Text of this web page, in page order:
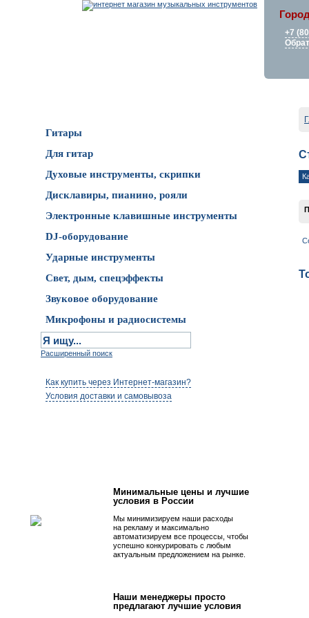
+7
Гитары
Для гитар
Духовые инструменты, скрипки
Дисклавиры, пианино, рояли
Электронные клавишные инструменты
DJ-оборудование
Ударные инструменты
Свет, дым, спецэффекты
Звуковое оборудование
Микрофоны и радиосистемы
Расширенный поиск
Как купить через Интернет-магазин?
Условия доставки и самовывоза
Минимальные цены и лучшие
условия в России
Мы минимизируем наши расходы
на рекламу и максимально
автоматизируем все процессы, чтобы
успешно конкурировать с любым
актуальным предложением на рынке.
Наши менеджеры просто
предлагают лучшие условия